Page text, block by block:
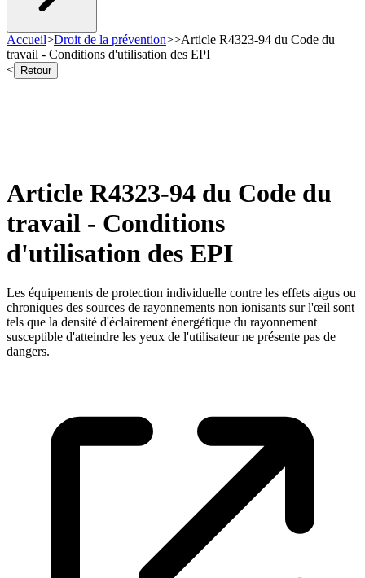
Accueil>Droit de la prévention>>Article R4323-94 du Code du
travail - Conditions d'utilisation des EPI
<
Retour
Article R4323-94 du Code du
travail - Conditions
d'utilisation des EPI
Les équipements de protection individuelle contre les effets aigus ou
chroniques des sources de rayonnements non ionisants sur l'œil sont
tels que la densité d'éclairement énergétique du rayonnement
susceptible d'atteindre les yeux de l'utilisateur ne présente pas de
dangers.